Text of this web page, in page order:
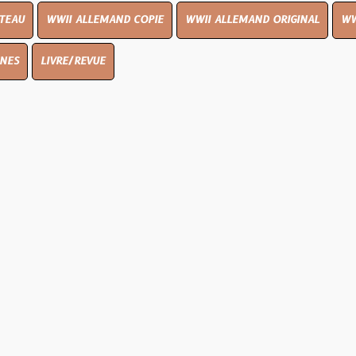
ALLEMAND COPIE WWII ALLEMAND ORIGINAL WWII UK